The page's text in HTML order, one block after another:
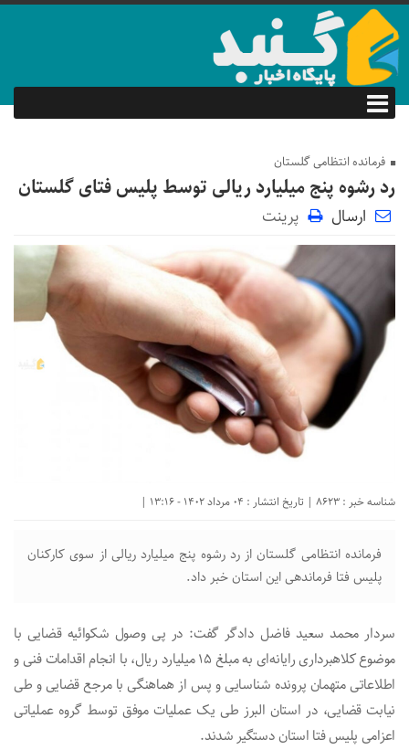
فرمانده انتظامی گلستان
رد رشوه پنج میلیارد ریالی توسط پلیس فتای گلستان
ارسال پرینت
شناسه خبر : 8623 | تاریخ انتشار : 04 مرداد 1402 - 13:16 |
فرمانده انتظامی گلستان از رد رشوه پنج میلیارد ریالی از سوی کارکنان
پلیس فتا فرماندهی این استان خبر داد.
سردار محمد سعید فاضل دادگر گفت: در پی وصول شکوائیه قضایی با
موضوع کلاهبرداری رایانه‌ای به مبلغ ۱۵ میلیارد ریال، با انجام اقدامات فنی و
اطلاعاتی متهمان پرونده شناسایی و پس از هماهنگی با مرجع قضایی و طی
نیابت قضایی، در استان البرز طی یک عملیات موفق توسط گروه عملیاتی
اعزامی پلیس فتا استان دستگیر شدند.